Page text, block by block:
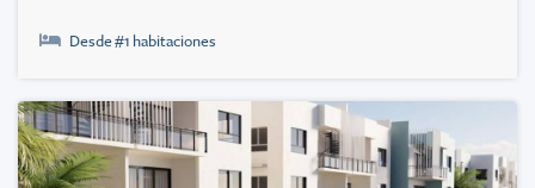
Desde #1 habitaciones